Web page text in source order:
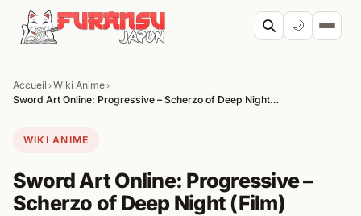
Aller au contenu
🌙
Accueil ›Wiki Anime›
Sword Art Online: Progressive – Scherzo of Deep Night…
WIKI ANIME
Sword Art Online: Progressive –
Scherzo of Deep Night (Film)